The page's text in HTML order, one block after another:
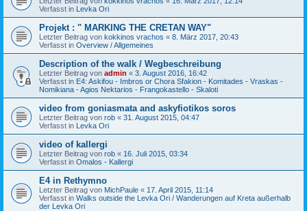
Verfasst in Levka Ori
Projekt : " MARKING THE CRETAN WAY"
Letzter Beitrag von kokkinos vrachos « 8. März 2017, 20:43
Verfasst in Overview / Allgemeines
Description of the walk / Wegbeschreibung
Letzter Beitrag von admin « 3. August 2016, 16:42
Verfasst in E4: Askifou - Imbros or Chora Sfakion - Komitades - Vraskas -
Nomikiana - Agios Nektarios - Frangokastello - Skaloti
video from goniasmata and askyfiotikos soros
Letzter Beitrag von rob « 31. August 2015, 04:47
Verfasst in Levka Ori
video of kallergi
Letzter Beitrag von rob « 16. Juli 2015, 03:34
Verfasst in Omalos - Kallergi
E4 in Rethymno
Letzter Beitrag von MichPaule « 17. April 2015, 11:14
Verfasst in Walks outside the Levka Ori / Wanderungen auf Kreta außerhalb
der Levka Ori